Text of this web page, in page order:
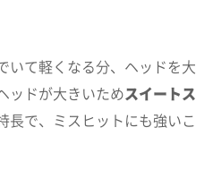
いて軽くなる分、ヘッドを大
ッドが大きいためスイートス
長で、ミスヒットにも強いこ